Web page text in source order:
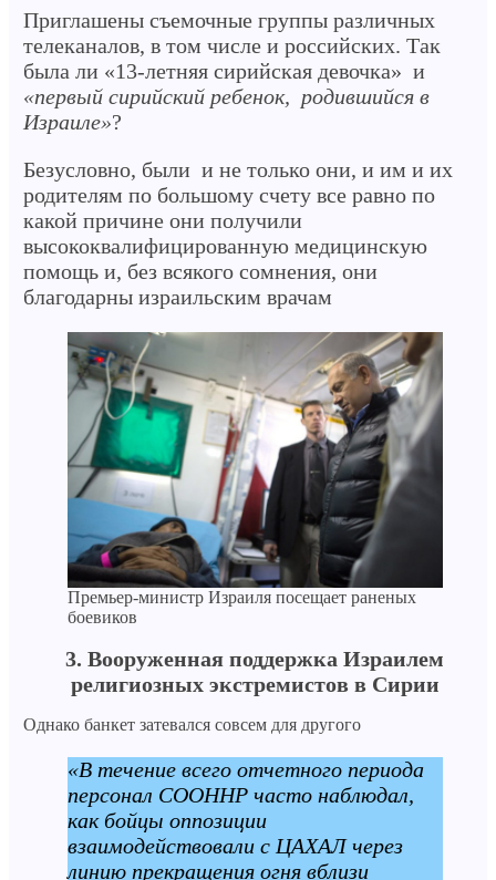
Приглашены съемочные группы различных
телеканалов, в том числе и российских. Так
была ли «13-летняя сирийская девочка» и
«первый сирийский ребенок, родившийся в
Израиле»?
Безусловно, были и не только они, и им и их
родителям по большому счету все равно по
какой причине они получили
высококвалифицированную медицинскую
помощь и, без всякого сомнения, они
благодарны израильским врачам
Премьер-министр Израиля посещает раненых
боевиков
3. Вооруженная поддержка Израилем
религиозных экстремистов в Сирии
Однако банкет затевался совсем для другого
«В течение всего отчетного периода
персонал СООННР часто наблюдал,
как бойцы оппозиции
взаимодействовали с ЦАХАЛ через
линию прекращения огня вблизи